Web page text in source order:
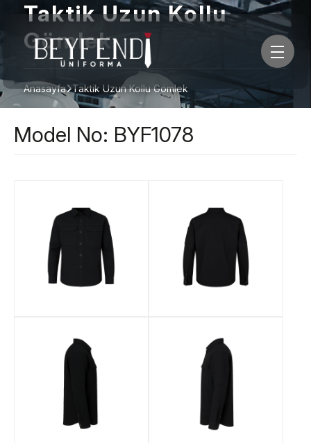
Taktik Uzun Kollu
Gömlek
Anasayfa Taktik Uzun Kollu Gömlek
Model No: BYF1078